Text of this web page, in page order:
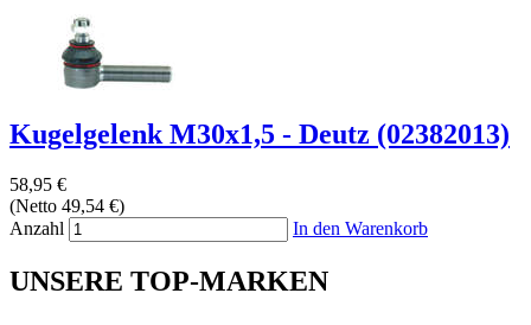
Kugelgelenk M30x1,5 - Deutz (02382013)
58,95 €
(Netto 49,54 €)
Anzahl
In den Warenkorb
UNSERE TOP-MARKEN